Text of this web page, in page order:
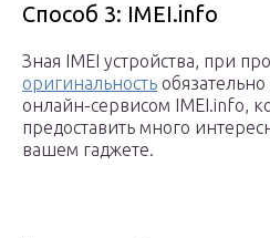
Способ 3: IMEI.info
Зная IMEI устройства, при
оригинальность обязательно
онлайн-сервисом IMEI.info,
предоставить много
вашем гаджете.